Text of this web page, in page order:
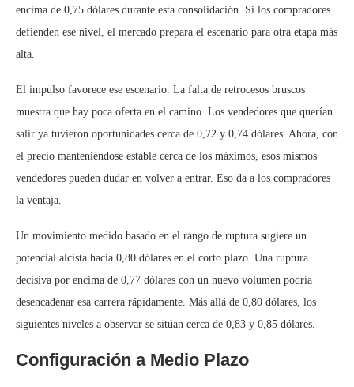
encima de 0,75 dólares durante esta consolidación. Si los compradores
defienden ese nivel, el mercado prepara el escenario para otra etapa más
alta.
El impulso favorece ese escenario. La falta de retrocesos bruscos
muestra que hay poca oferta en el camino. Los vendedores que querían
salir ya tuvieron oportunidades cerca de 0,72 y 0,74 dólares. Ahora, con
el precio manteniéndose estable cerca de los máximos, esos mismos
vendedores pueden dudar en volver a entrar. Eso da a los compradores
la ventaja.
Un movimiento medido basado en el rango de ruptura sugiere un
potencial alcista hacia 0,80 dólares en el corto plazo. Una ruptura
decisiva por encima de 0,77 dólares con un nuevo volumen podría
desencadenar esa carrera rápidamente. Más allá de 0,80 dólares, los
siguientes niveles a observar se sitúan cerca de 0,83 y 0,85 dólares.
Configuración a Medio Plazo